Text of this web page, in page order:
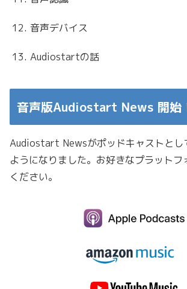
12. 音声デバイス
13. Audiostartの話
音声版Audiostart News 開始
Audiostart Newsがポッドキャストとし
ようになりました。お好きなプラットフ
ください。